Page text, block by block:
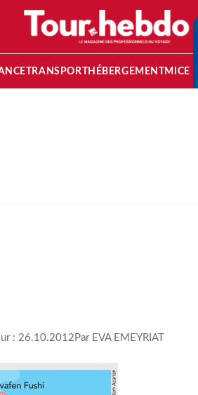
TRANSPORT HÉBERGEMENTMICE
: 26.10.2012 Par EVA EMEYRIAT